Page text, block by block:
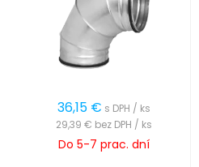
36,15 € s DPH / ks
29,39 € bez DPH / ks
Do 5-7 prac. dní